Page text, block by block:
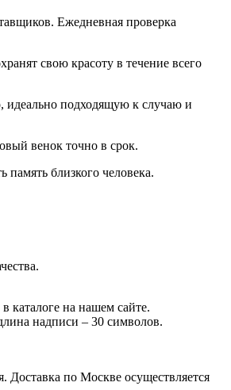
Ежедневная проверка
свою красоту в течение всего
идеально подходящую к случаю и
венок точно в срок.
близкого человека.
каталоге на нашем сайте.
надписи – 30 символов.
Доставка по Москве осуществляется